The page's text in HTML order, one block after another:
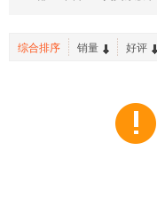
综合排序 销量 好评